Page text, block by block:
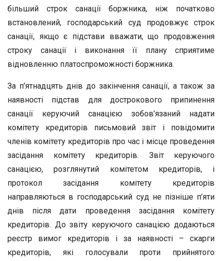
більший строк санації боржника, ніж початково
встановлений, господарський суд продовжує строк
санації, якщо є підстави вважати, що продовження
строку санації і виконання її плану сприятиме
відновленню платоспроможності боржника.
За п’ятнадцять днів до закінчення санації, а також за
наявності підстав для дострокового припинення
санації керуючий санацією зобов’язаний надати
комітету кредиторів письмовий звіт і повідомити
членів комітету кредиторів про час і місце проведення
засідання комітету кредиторів. Звіт керуючого
санацією, розглянутий комітетом кредиторів, і
протокол засідання комітету кредиторів
направляються в господарський суд не пізніше п’яти
днів після дати проведення засідання комітету
кредиторів. До звіту керуючого санацією додаються
реєстр вимог кредиторів і за наявності – скарги
кредиторів, які голосували проти прийнятого